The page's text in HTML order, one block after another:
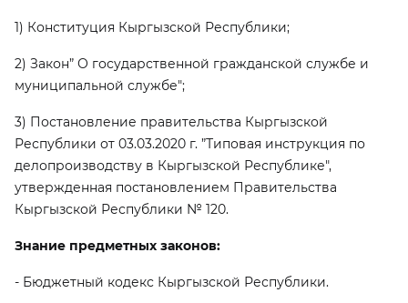
1) Конституция Кыргызской Республики;
2) Закон” О государственной гражданской службе и
муниципальной службе";
3) Постановление правительства Кыргызской
Республики от 03.03.2020 г. ”Типовая инструкция по
делопроизводству в Кыргызской Республике",
утвержденная постановлением Правительства
Кыргызской Республики № 120.
Знание предметных законов:
- Бюджетный кодекс Кыргызской Республики.